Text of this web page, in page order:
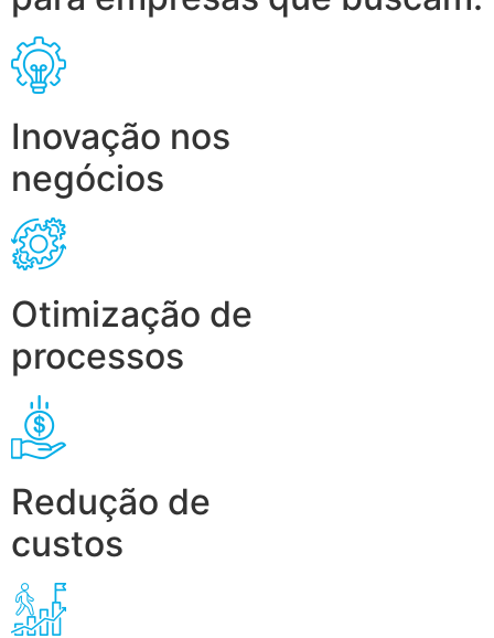
Inovação nos
negócios
Otimização de
processos
Redução de
custos